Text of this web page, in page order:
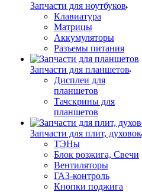
Запчасти для ноутбуков
Клавиатура
Матрицы
Аккумуляторы
Разъемы питания
Запчасти для планшетов
Дисплеи для
планшетов
Тачскрины для
планшетов
Запчасти для плит, духовок
ТЭНы
Блок розжига, Свечи
Вентиляторы
ГАЗ-контроль
Кнопки поджига